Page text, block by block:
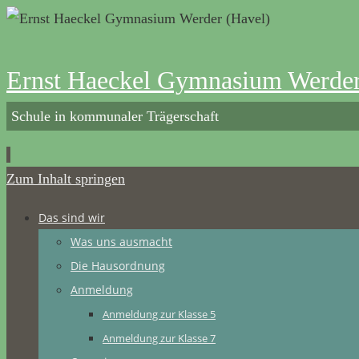
Ernst Haeckel Gymnasium
Schule in kommunaler Trägerschaft
Zum Inhalt springen
Das sind wir
Was uns ausmacht
Die Hausordnung
Anmeldung
Anmeldung zur Klasse 5
Anmeldung zur Klasse 7